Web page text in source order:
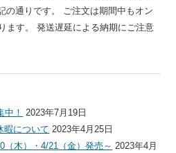
通りです。 ご注文は期間中もオン
ます。 発送遅延による納期にご注意
中！
2023年7月19日
暇について 2023年4月25日
（木）・4/21（金）発売～ 2023年4月